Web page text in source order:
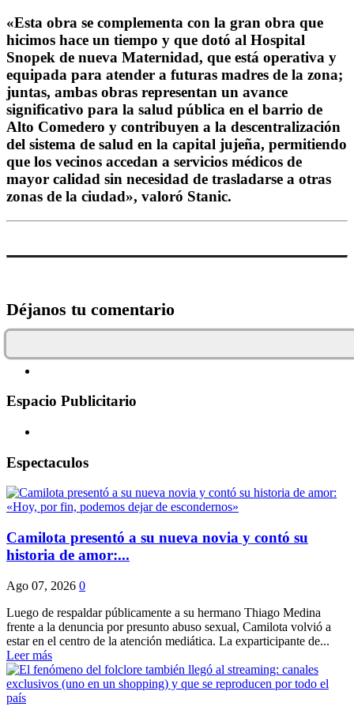
«Esta obra se complementa con la gran obra que
hicimos hace un tiempo y que dotó al Hospital
Snopek de nueva Maternidad, que está operativa y
equipada para atender a futuras madres de la zona;
juntas, ambas obras representan un avance
significativo para la salud pública en el barrio de
Alto Comedero y contribuyen a la descentralización
del sistema de salud en la capital jujeña, permitiendo
que los vecinos accedan a servicios médicos de
mayor calidad sin necesidad de trasladarse a otras
zonas de la ciudad», valoró Stanic.
Déjanos tu comentario
Espacio Publicitario
Espectaculos
Camilota presentó a su nueva novia y contó su
historia de amor:...
Ago 07, 2026 0
Luego de respaldar públicamente a su hermano Thiago Medina
frente a la denuncia por presunto abuso sexual, Camilota volvió a
estar en el centro de la atención mediática. La exparticipante de...
Leer más